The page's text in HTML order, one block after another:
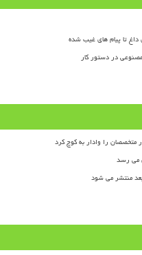
داغ تا پیام های غیب شده
در دستور کار
متخصصان را وادار به کوچ کرد
می رسد
منتشر می شود